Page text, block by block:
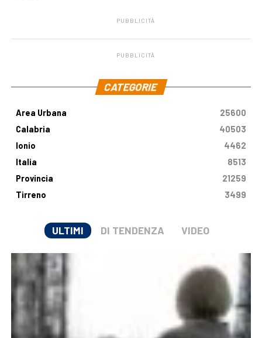
PUBBLICITÀ
PUBBLICITÀ
CATEGORIE
Area Urbana
25600
Calabria
40503
Ionio
4462
Italia
8513
Provincia
21259
Tirreno
3499
ULTIMI DI TENDENZA VIDEO